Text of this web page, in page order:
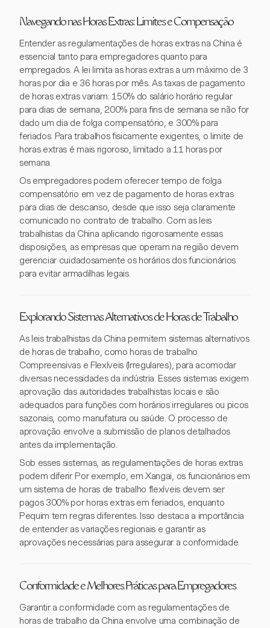
Navegando nas Horas Extras: Limites e Compensação
Entender as regulamentações de horas extras na China é
essencial tanto para empregadores quanto para
empregados. A lei limita as horas extras a um máximo de 3
horas por dia e 36 horas por mês. As taxas de pagamento
de horas extras variam: 150% do salário horário regular
para dias de semana, 200% para fins de semana se não for
dado um dia de folga compensatório, e 300% para
feriados. Para trabalhos fisicamente exigentes, o limite de
horas extras é mais rigoroso, limitado a 11 horas por
semana.
Os empregadores podem oferecer tempo de folga
compensatório em vez de pagamento de horas extras
para dias de descanso, desde que isso seja claramente
comunicado no contrato de trabalho. Com as leis
trabalhistas da China aplicando rigorosamente essas
disposições, as empresas que operam na região devem
gerenciar cuidadosamente os horários dos funcionários
para evitar armadilhas legais.
Explorando Sistemas Alternativos de Horas de Trabalho
As leis trabalhistas da China permitem sistemas alternativos
de horas de trabalho, como horas de trabalho
Compreensivas e Flexíveis (Irregulares), para acomodar
diversas necessidades da indústria. Esses sistemas exigem
aprovação das autoridades trabalhistas locais e são
adequados para funções com horários irregulares ou picos
sazonais, como manufatura ou saúde. O processo de
aprovação envolve a submissão de planos detalhados
antes da implementação.
Sob esses sistemas, as regulamentações de horas extras
podem diferir. Por exemplo, em Xangai, os funcionários em
um sistema de horas de trabalho flexíveis devem ser
pagos 300% por horas extras em feriados, enquanto
Pequim tem regras diferentes. Isso destaca a importância
de entender as variações regionais e garantir as
aprovações necessárias para assegurar a conformidade.
Conformidade e Melhores Práticas para Empregadores
Garantir a conformidade com as regulamentações de
horas de trabalho da China envolve uma combinação de